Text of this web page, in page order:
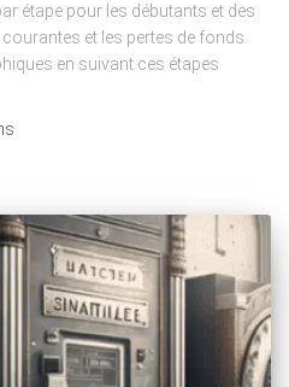
étape pour les débutants et des
et les pertes de fonds.
en suivant ces étapes